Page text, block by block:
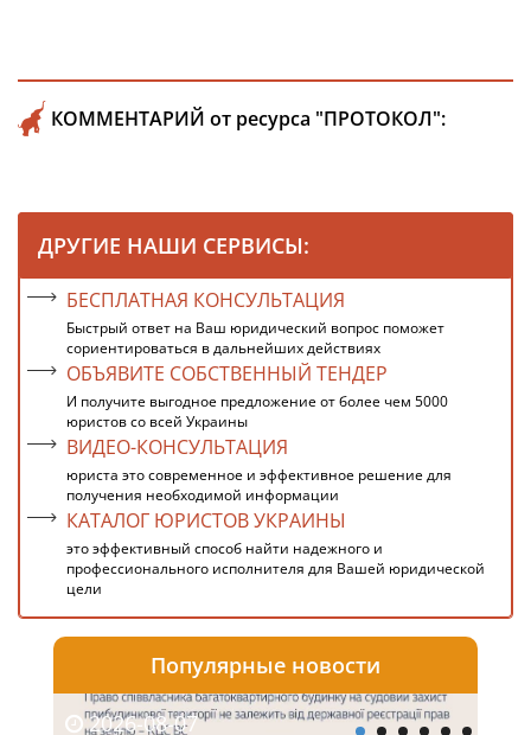
КОММЕНТАРИЙ от ресурса "ПРОТОКОЛ":
ДРУГИЕ НАШИ СЕРВИСЫ:
БЕСПЛАТНАЯ КОНСУЛЬТАЦИЯ
Быстрый ответ на Ваш юридический вопрос поможет
сориентироваться в дальнейших действиях
ОБЪЯВИТЕ СОБСТВЕННЫЙ ТЕНДЕР
И получите выгодное предложение от более чем 5000
юристов со всей Украины
ВИДЕО-КОНСУЛЬТАЦИЯ
юриста это современное и эффективное решение для
получения необходимой информации
КАТАЛОГ ЮРИСТОВ УКРАИНЫ
это эффективный способ найти надежного и
профессионального исполнителя для Вашей юридической
цели
Популярные новости
2026-08-07